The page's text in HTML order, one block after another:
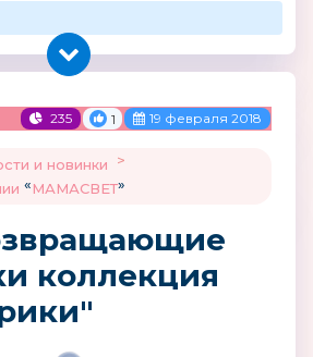
235 1 19 февраля 2018
и новинки
>
«МАМАСВЕТ»
коллекция